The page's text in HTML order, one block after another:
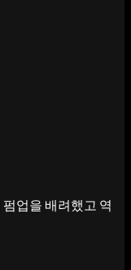
업을 배려했고 역